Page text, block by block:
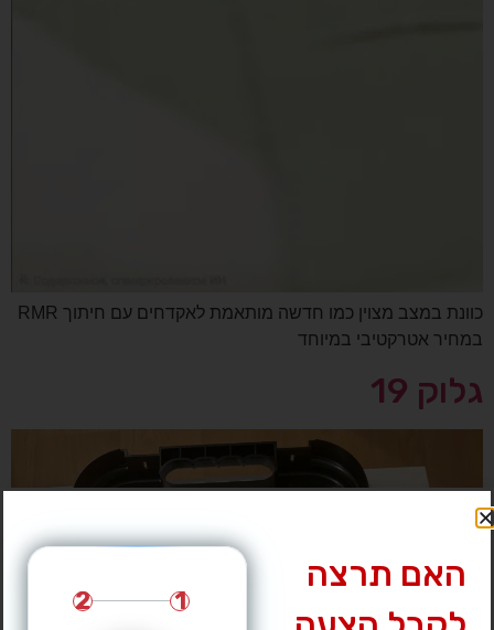
כוונת במצב מצוין כמו חדשה מותאמת לאקדחים עם חיתוך RMR
במחיר אטרקטיבי במיוחד
גלוק 19
האם תרצה
1
2